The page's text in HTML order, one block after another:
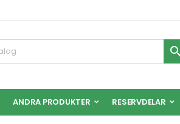

ANDRA PRODUKTER RESERVDELAR